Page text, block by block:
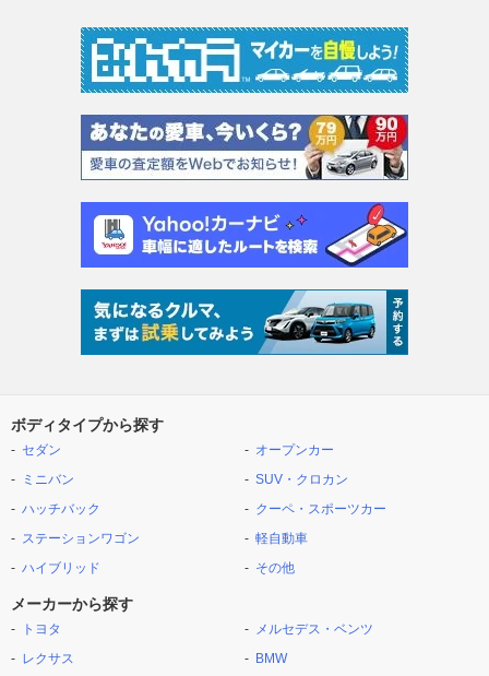
ボディタイプから探す
セダン
ミニバン
ハッチバック
ステーションワゴン
ハイブリッド
オープンカー
SUV・クロカン
クーペ・スポーツカー
軽自動車
その他
メーカーから探す
トヨタ
レクサス
メルセデス・ベンツ
BMW